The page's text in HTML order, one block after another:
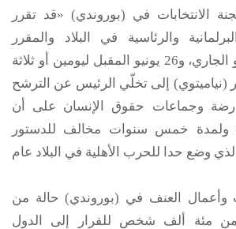
الانتخابات في (بوروندي) «قد تقرر
والرئاسية في البلاد والمقرر
إجراؤها يوم 26 مايو الجاري، و26 يونيو المقبل ليومين أو ثلاثة
(نياميتوي) إلى تخلّي الرئيس عن الترشح
وجماعات حقوق الإنسان على أن
ولمدة خمس سنوات مخالف للدستور
وضع حدا للحرب الأهلية في البلاد عام
وأعمال العنف في (بوروندي) حالة من
من مئة ألف شخص للفرار إلى الدول